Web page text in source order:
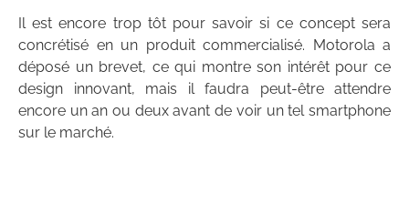
Il est encore trop tôt pour savoir si ce concept sera
concrétisé en un produit commercialisé. Motorola a
déposé un brevet, ce qui montre son intérêt pour ce
design innovant, mais il faudra peut-être attendre
encore un an ou deux avant de voir un tel smartphone
sur le marché.